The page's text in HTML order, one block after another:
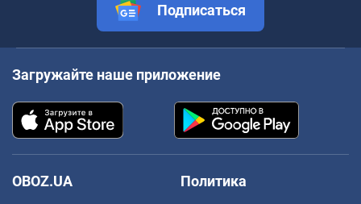
Подписаться
Загружайте наше приложение
OBOZ.UA
Политика